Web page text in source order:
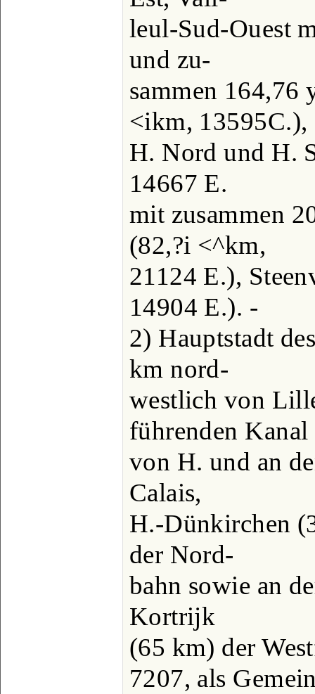
leul-Sud-Ouest
und zu-
sammen 164,76
<ikm, 13595C.),
H. Nord und H.
14667 E.
mit zusammen
(82,?i <^km,
21124 E.),
14904 E.). -
2) Hauptstadt
km nord-
westlich von
führenden Kanal
von H. und an
Calais,
H.-Dünkirchen
der Nord-
bahn sowie an
Kortrijk
(65 km) der
7207, als